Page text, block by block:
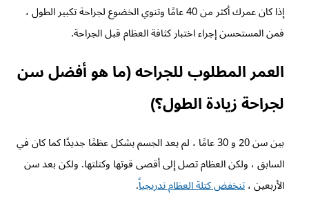
إذا كان عمرك أكثر من 40 عامًا وتنوي الخضوع لجراحة تكبير الطول ،
فمن المستحسن إجراء اختبار كثافة العظام قبل الجراحة.
العمر المطلوب للجراحه (ما هو أفضل سن
لجراحة زيادة الطول؟)
بين سن 20 و 30 عامًا ، لم يعد الجسم يشكل عظمًا جديدًا كما كان في
السابق ، ولكن العظام تصل إلى أقصى قوتها وكتلتها. ولكن بعد سن
الأربعين ،تنخفض كتلة العظام تدريجياً.